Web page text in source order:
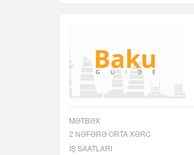
MƏTBƏX
2 NƏFƏRƏ ORTA XƏRC
İŞ SAATLARI